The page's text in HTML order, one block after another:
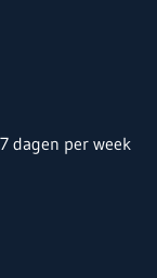
dagen per week